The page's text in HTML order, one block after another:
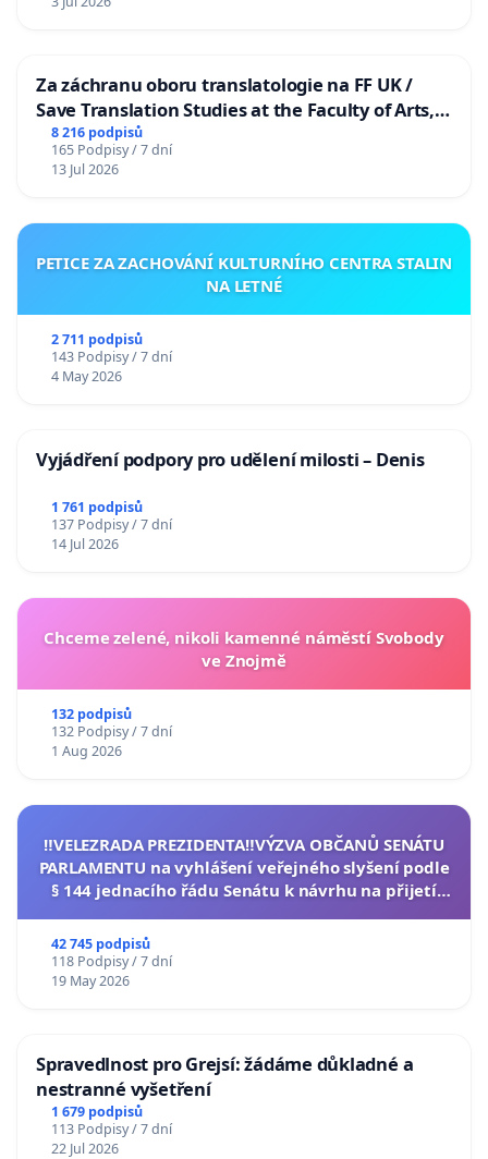
Za záchranu oboru translatologie na FF UK /
Save Translation Studies at the Faculty of Arts,
Charles University
8 216 podpisů
165 Podpisy / 7 dní
13 Jul 2026
PETICE ZA ZACHOVÁNÍ KULTURNÍHO CENTRA STALIN
NA LETNÉ
2 711 podpisů
143 Podpisy / 7 dní
4 May 2026
Vyjádření podpory pro udělení milosti – Denis
1 761 podpisů
137 Podpisy / 7 dní
14 Jul 2026
Chceme zelené, nikoli kamenné náměstí Svobody
ve Znojmě
132 podpisů
132 Podpisy / 7 dní
1 Aug 2026
‼️VELEZRADA PREZIDENTA‼️VÝZVA OBČANŮ SENÁTU
PARLAMENTU na vyhlášení veřejného slyšení podle
§ 144 jednacího řádu Senátu k návrhu na přijetí
42 745 podpisů
118 Podpisy / 7 dní
19 May 2026
Spravedlnost pro Grejsí: žádáme důkladné a
nestranné vyšetření
1 679 podpisů
113 Podpisy / 7 dní
22 Jul 2026